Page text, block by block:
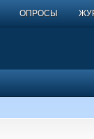
ОПРОСЫ